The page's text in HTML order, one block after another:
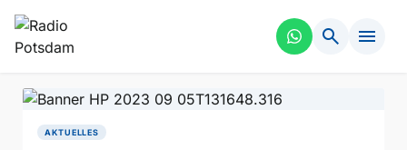
search menu
AKTUELLES